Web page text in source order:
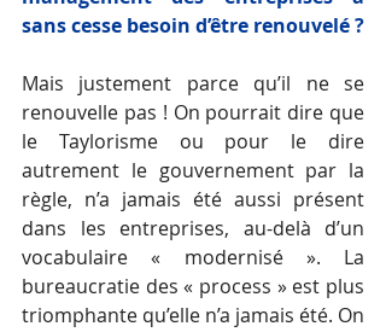
sans cesse besoin d’être renouvelé ?
Mais justement parce qu’il ne se
renouvelle pas ! On pourrait dire que
le Taylorisme ou pour le dire
autrement le gouvernement par la
règle, n’a jamais été aussi présent
dans les entreprises, au-delà d’un
vocabulaire « modernisé ». La
bureaucratie des « process » est plus
triomphante qu’elle n’a jamais été. On